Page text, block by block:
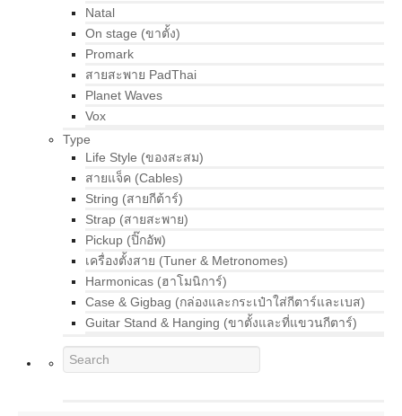
Natal
On stage (ขาตั้ง)
Promark
สายสะพาย PadThai
Planet Waves
Vox
Type
Life Style (ของสะสม)
สายแจ็ค (Cables)
String (สายกีต้าร์)
Strap (สายสะพาย)
Pickup (ปิ๊กอัพ)
เครื่องตั้งสาย (Tuner & Metronomes)
Harmonicas (ฮาโมนิการ์)
Case & Gigbag (กล่องและกระเป๋าใส่กีตาร์และเบส)
Guitar Stand & Hanging (ขาตั้งและที่แขวนกีตาร์)